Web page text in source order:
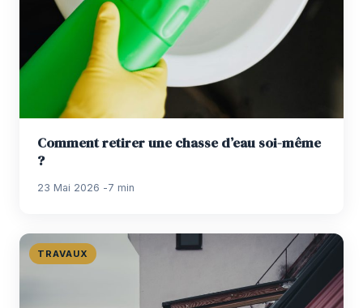
Comment retirer une chasse d’eau soi-même
?
23 Mai 2026 7 min
TRAVAUX